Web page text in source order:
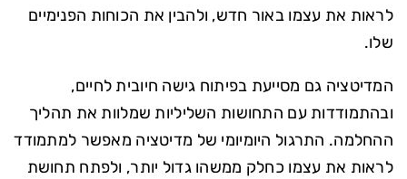
לראות את עצמו באור חדש, ולהבין את הכוחות הפנימיים
שלו.
המדיטציה גם מסייעת בפיתוח גישה חיובית לחיים,
ובהתמודדות עם התחושות השליליות שמלוות את תהליך
ההחלמה. התרגול היומיומי של מדיטציה מאפשר למתמודד
לראות את עצמו כחלק ממשהו גדול יותר, ולפתח תחושת